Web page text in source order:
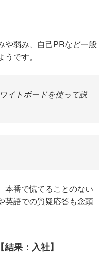
や弱み、自己PRなど一般
です。
イトボードを使って説
本番で慌てることのない
英語での質疑応答も念頭
果：入社】